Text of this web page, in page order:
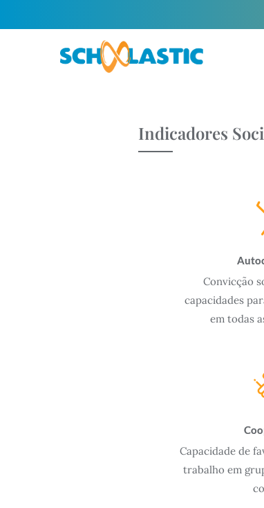
Indicadores
Convicção
capacidades
em todas
Capacidade de
trabalho em